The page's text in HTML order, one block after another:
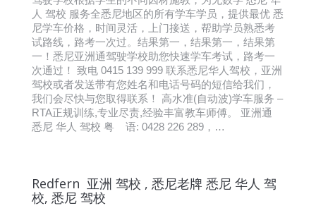
人 驾校 服务全悉尼地区的所有学车学员，提供最优 悉
尼学车价格，时间灵活，上门接送，帮助学员熟悉考
试路线，路考一次过。结果第一，结果第一，结果第
一！悉尼亚洲通驾驶学校助您快速学车考试，路考一
次通过！ 致电 0415 139 999 联系悉尼华人驾校，亚洲
驾校或者发送带有您姓名和电话号码的短信给我们，
我们会尽快与您取得联系！ 高水准(自动波)学车服务 –
RTA正规训练,专业尽责,经验丰富教车师傅。 亚洲通
悉尼 华人 驾校 粤 语: 0428 226 289，…
Redfern 亚洲 驾校 , 悉尼老牌 悉尼 华人 驾
校, 悉尼 驾校